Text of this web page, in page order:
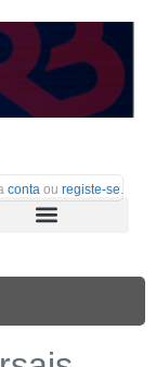
conta ou registe-se